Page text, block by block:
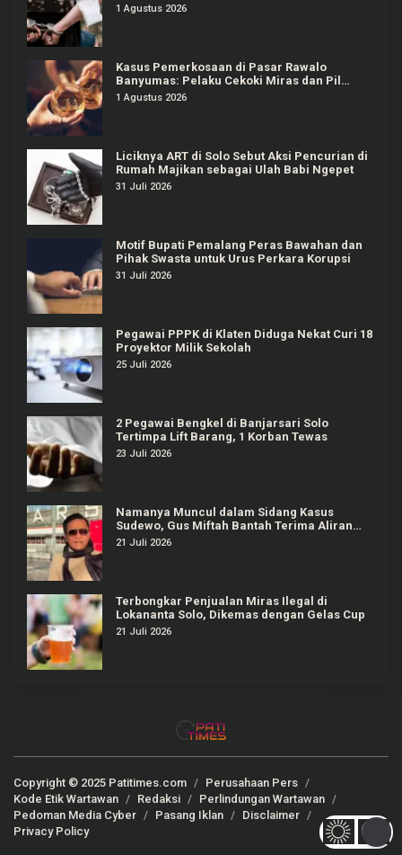
1 Agustus 2026
Kasus Pemerkosaan di Pasar Rawalo
Banyumas: Pelaku Cekoki Miras dan Pil
Koplo
1 Agustus 2026
Liciknya ART di Solo Sebut Aksi Pencurian di
Rumah Majikan sebagai Ulah Babi Ngepet
31 Juli 2026
Motif Bupati Pemalang Peras Bawahan dan
Pihak Swasta untuk Urus Perkara Korupsi
31 Juli 2026
Pegawai PPPK di Klaten Diduga Nekat Curi 18
Proyektor Milik Sekolah
25 Juli 2026
2 Pegawai Bengkel di Banjarsari Solo
Tertimpa Lift Barang, 1 Korban Tewas
23 Juli 2026
Namanya Muncul dalam Sidang Kasus
Sudewo, Gus Miftah Bantah Terima Aliran
Dana Rp100 Juta
21 Juli 2026
Terbongkar Penjualan Miras Ilegal di
Lokananta Solo, Dikemas dengan Gelas Cup
21 Juli 2026
Copyright © 2025 Patitimes.com
Perusahaan Pers
Kode Etik Wartawan
Redaksi
Perlindungan Wartawan
Pedoman Media Cyber
Pasang Iklan
Disclaimer
Privacy Policy